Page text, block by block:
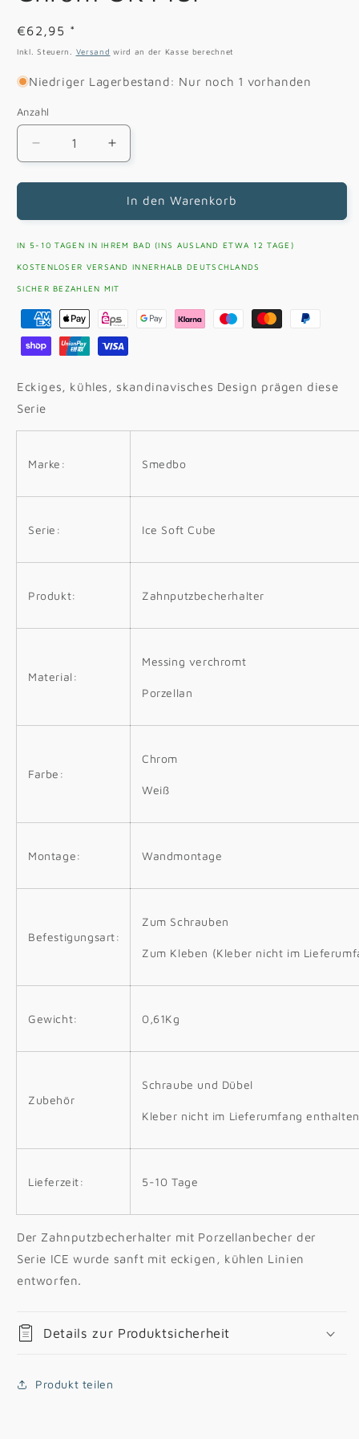
Normaler
Preis
€62,95 *
Inkl. Steuern. Versand wird an der Kasse berechnet
Niedriger Lagerbestand: Nur noch 1 vorhanden
Anzahl
Verringere
die
Menge
Ice
Cube
-
Zahnputzbecherhalter
OK443P
Erhöhe
die
Menge
Ice
Cube
-
Zahnputzbecherhalter
OK443P
In den Warenkorb
IN 5-10 TAGEN IN IHREM BAD (INS AUSLAND ETWA 12 TAGE)
KOSTENLOSER VERSAND INNERHALB DEUTSCHLANDS
SICHER BEZAHLEN MIT
Zahlungsmethoden
Eckiges, kühles, skandinavisches Design prägen diese
Serie
Marke: Smedbo
Serie: Ice Soft Cube
Produkt: Zahnputzbecherhalter
Material:
Messing verchromt
Porzellan
Farbe:
Chrom
Weiß
Montage: Wandmontage
Befestigungsart:
Zum Schrauben
Zum Kleben (Kleber nicht im
Gewicht: 0,61Kg
Zubehör
Schraube und Dübel
Kleber nicht im Lieferumfang enthalten
Lieferzeit: 5-10 Tage
Der Zahnputzbecherhalter mit Porzellanbecher der
Serie ICE wurde sanft mit eckigen, kühlen Linien
entworfen.
Details zur Produktsicherheit
Produkt teilen